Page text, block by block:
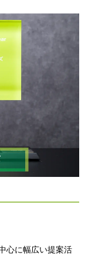
心に幅広い提案活